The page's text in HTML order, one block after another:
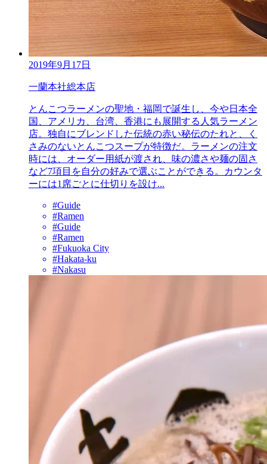
2019年9月17日
一蘭本社総本店
とんこつラーメンの聖地・福岡で誕生し、今や日本全
国、アメリカ、台湾、香港にも展開する人気ラーメン
店。独自にブレンドした伝統の赤い秘伝のたれと、く
さみのないとんこつスープが特徴だ。ラーメンの注文
時には、オーダー用紙が渡され、味の濃さや麺の固さ
など7項目を自分の好みで選ぶことができる。カウンタ
ーには1席ごとに仕切りを設け...
#Guide
#Ramen
#Guide
#Ramen
#Fukuoka City
#Hakata-ku
#Nakasu